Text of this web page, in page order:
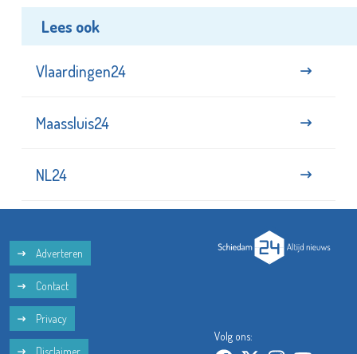
Lees ook
Vlaardingen24
Maassluis24
NL24
Adverteren
Contact
Privacy
Disclaimer
Volg ons: